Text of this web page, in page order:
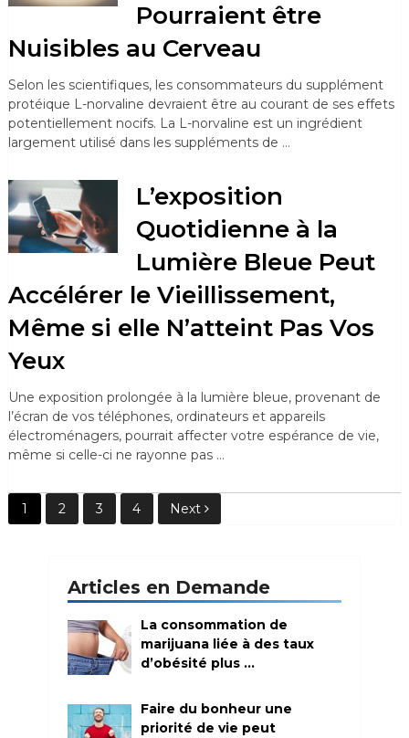
Pourraient être
Nuisibles au Cerveau
Selon les scientifiques, les consommateurs du supplément
protéique L-norvaline devraient être au courant de ses effets
potentiellement nocifs. La L-norvaline est un ingrédient
largement utilisé dans les suppléments de …
L’exposition
Quotidienne à la
Lumière Bleue Peut
Accélérer le Vieillissement,
Même si elle N’atteint Pas Vos
Yeux
Une exposition prolongée à la lumière bleue, provenant de
l’écran de vos téléphones, ordinateurs et appareils
électroménagers, pourrait affecter votre espérance de vie,
même si celle-ci ne rayonne pas …
Pagination
publications
1 2 3 4 Next
Articles en Demande
La consommation de
marijuana liée à des taux
d’obésité plus …
Faire du bonheur une
priorité de vie peut